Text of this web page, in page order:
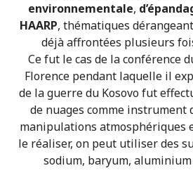
environnementale,
HAARP, thématiques
déjà affrontées plusieurs
Ce fut le cas de la conférence
Florence pendant laquelle il
de la guerre du Kosovo fut
de nuages comme instrument
manipulations atmosphériques
le réaliser, on peut utiliser des
sodium, baryum,